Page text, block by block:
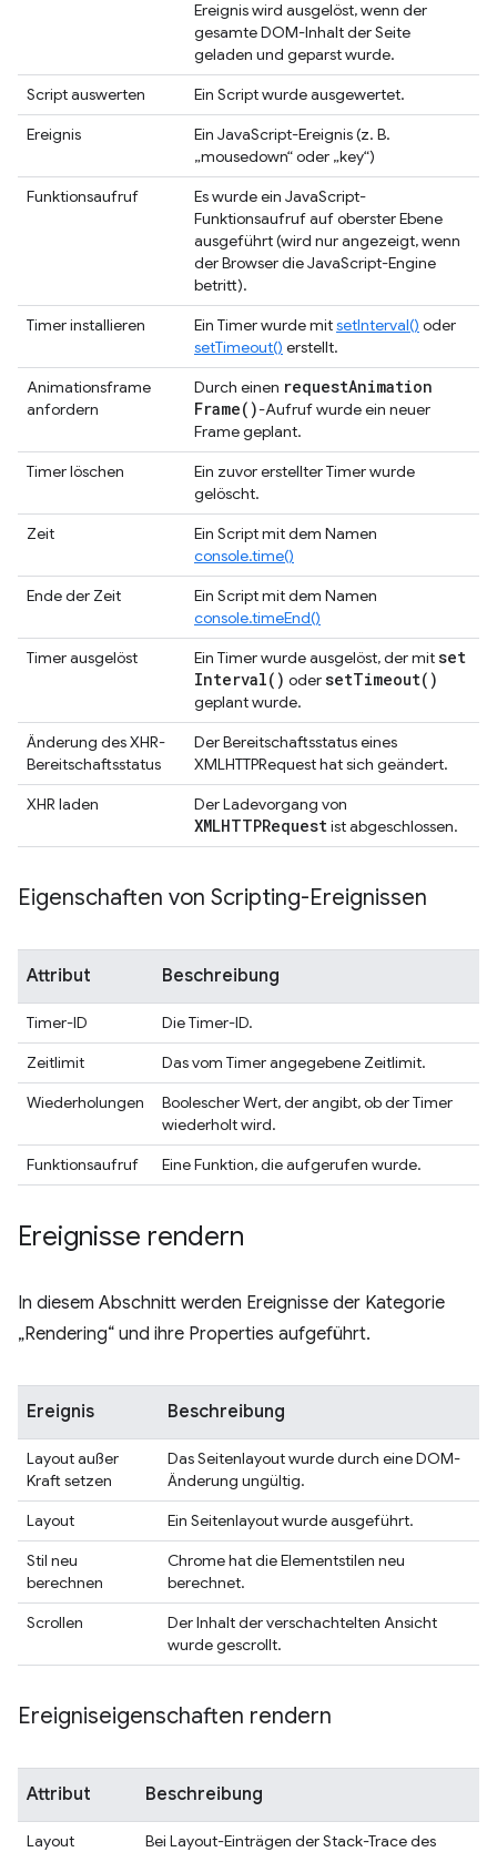
Ereignis wird ausgelöst, wenn der
gesamte DOM-Inhalt der Seite
geladen und geparst wurde.
Script auswerten
Ein Script wurde ausgewertet.
Ereignis
Ein JavaScript-Ereignis (z. B.
„mousedown“ oder „key“)
Funktionsaufruf
Es wurde ein JavaScript-
Funktionsaufruf auf oberster Ebene
ausgeführt (wird nur angezeigt, wenn
der Browser die JavaScript-Engine
betritt).
Timer installieren
Ein Timer wurde mitsetInterval() oder
setTimeout() erstellt.
Animationsframe
anfordern
Durch einen requestAnimation
Frame( )-Aufruf wurde ein neuer
Frame geplant.
Timer löschen
Ein zuvor erstellter Timer wurde
gelöscht.
Zeit
Ein Script mit dem Namen
console.time()
Ende der Zeit
Ein Script mit dem Namen
console.timeEnd()
Timer ausgelöst
Ein Timer wurde ausgelöst, der mitset
Interval( ) odersetTimeout( )
geplant wurde.
Änderung des XHR-
Bereitschaftsstatus
Der Bereitschaftsstatus eines
XMLHTTPRequest hat sich geändert.
XHR laden
Der Ladevorgang von
XMLHTTPRequestist abgeschlossen.
Eigenschaften von Scripting-Ereignissen
Attribut Beschreibung
Timer-ID
Die Timer-ID.
Zeitlimit
Das vom Timer angegebene Zeitlimit.
Wiederholungen
Boolescher Wert, der angibt, ob der Timer
wiederholt wird.
Funktionsaufruf
Eine Funktion, die aufgerufen wurde.
Ereignisse rendern
In diesem Abschnitt werden Ereignisse der Kategorie
„Rendering“ und ihre Properties aufgeführt.
Ereignis Beschreibung
Layout außer
Kraft setzen
Das Seitenlayout wurde durch eine DOM-
Änderung ungültig.
Layout
Ein Seitenlayout wurde ausgeführt.
Stil neu
berechnen
Chrome hat die Elementstilen neu
berechnet.
Scrollen
Der Inhalt der verschachtelten Ansicht
wurde gescrollt.
Ereigniseigenschaften rendern
Attribut Beschreibung
Layout
Bei Layout-Einträgen der Stack-Trace des